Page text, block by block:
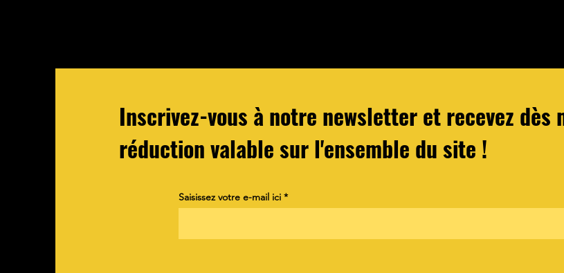
Inscrivez-vous à notre newsletter et recevez
réduction valable sur l'ensemble du site !
Saisissez votre e-mail ici